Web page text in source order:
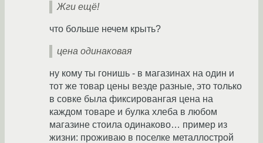
Жги ещё!
что больше нечем крыть?
цена одинаковая
ну кому ты гонишь - в магазинах на один и
тот же товар цены везде разные, это только
в совке была фиксировангая цена на
каждом товаре и булка хлеба в любом
магазине стоила одинаково… пример из
жизни: проживаю в поселке металлострой